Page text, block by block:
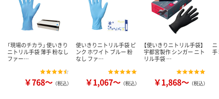
「現場のチカラ」 使いきり
ニトリル手袋 薄手 粉なし
ファー…
￥768～ （税込）
使いきりニトリル手袋 ピ
ンク ホワイト ブルー 粉
なし ファ…
￥1,067～ （税込）
【使いきりニトリル手袋】
宇都宮製作 シンガー ニト
リル手袋 …
￥1,868～ （税込）
手